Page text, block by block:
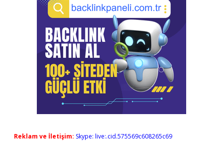
Reklam ve İletişim: Skype: live:.cid.575569c608265c69